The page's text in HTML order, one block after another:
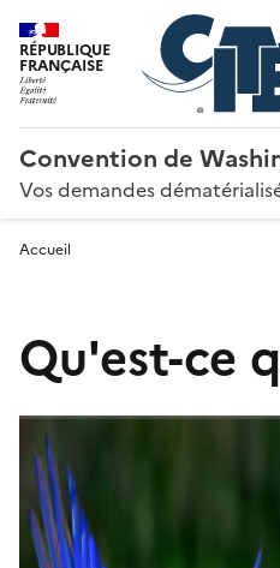
RÉPUBLIQUE
FRANÇAISE
Convention de
Vos demandes
Accueil
Qu'est-ce